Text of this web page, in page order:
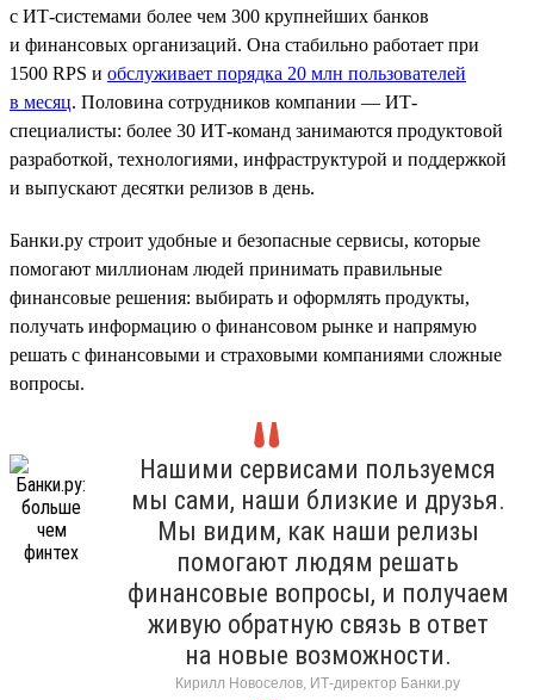
с ИТ‑системами более чем 300 крупнейших банков
и финансовых организаций. Она стабильно работает при
1500 RPS и обслуживает порядка 20 млн пользователей
в месяц. Половина сотрудников компании — ИТ-
специалисты: более 30 ИТ-команд занимаются продуктовой
разработкой, технологиями, инфраструктурой и поддержкой
и выпускают десятки релизов в день.
Банки.ру строит удобные и безопасные сервисы, которые
помогают миллионам людей принимать правильные
финансовые решения: выбирать и оформлять продукты,
получать информацию о финансовом рынке и напрямую
решать с финансовыми и страховыми компаниями сложные
вопросы.
Нашими сервисами пользуемся
мы сами, наши близкие и друзья.
Мы видим, как наши релизы
помогают людям решать
финансовые вопросы, и получаем
живую обратную связь в ответ
на новые возможности.
Кирилл Новоселов, ИТ-директор Банки.ру